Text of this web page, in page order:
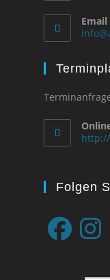
Email
Folgen